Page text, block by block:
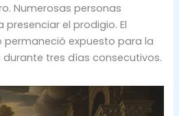
Numerosas personas
el prodigio. El
permaneció expuesto para la
tres días consecutivos.